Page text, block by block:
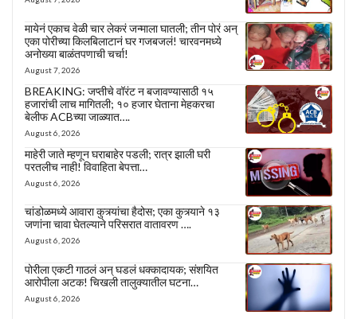
मायेनं एकाच वेळी चार लेकरं जन्माला घातली; तीन पोरं अन्
एका पोरीच्या किलबिलाटानं घर गजबजलं! चारवनमध्ये
अनोख्या बाळंतपणाची चर्चा!
August 7, 2026
BREAKING: जप्तीचे वॉरंट न बजावण्यासाठी १५
हजारांची लाच मागितली; १० हजार घेताना मेहकरचा
बेलीफ ACBच्या जाळ्यात….
August 6, 2026
माहेरी जाते म्हणून घराबाहेर पडली; रात्र झाली घरी
परतलीच नाही! विवाहिता बेपत्ता…
August 6, 2026
चांडोळमध्ये आवारा कुत्र्यांचा हैदोस; एका कुत्र्याने १३
जणांना चावा घेतल्याने परिसरात वातावरण ….
August 6, 2026
पोरीला एकटी गाठलं अन् घडलं धक्कादायक; संशयित
आरोपीला अटक! चिखली तालुक्यातील घटना…
August 6, 2026